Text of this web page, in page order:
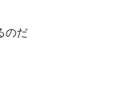
のだ